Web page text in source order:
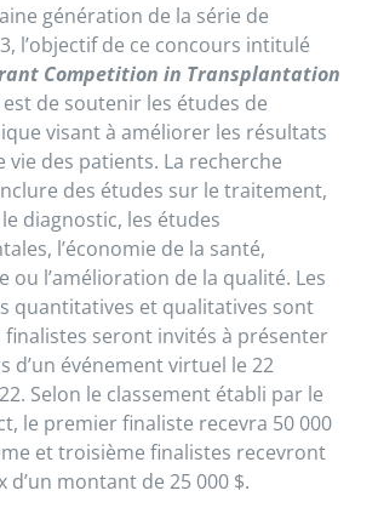
génération de la série de
l’objectif de ce concours intitulé
Competition in Transplantation
est de soutenir les études de
visant à améliorer les résultats
vie des patients. La recherche
des études sur le traitement,
diagnostic, les études
l’économie de la santé,
ou l’amélioration de la qualité. Les
quantitatives et qualitatives sont
finalistes seront invités à présenter
d’un événement virtuel le 22
Selon le classement établi par le
le premier finaliste recevra 50 000
et troisième finalistes recevront
d’un montant de 25 000 $.